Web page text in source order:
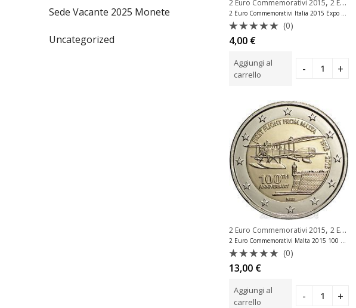
2 Euro Commemorativi 2015, 2 Euro Commemorativi Italia
2 Euro Commemorativi Italia 2015 Expo Unc
Valutato
0
5
(0)
4,00 €
Aggiungi al
carrello
2 Euro Commemorativi 2015, 2 Euro Commemorativi Malta
2 Euro Commemorativi Malta 2015 100 Anni Primo Volo Unc
Valutato
0
5
(0)
13,00 €
Aggiungi al
carrello
Sede Vacante 2025 Monete
Uncategorized